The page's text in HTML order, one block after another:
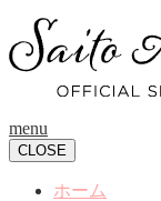
menu
CLOSE
ホーム